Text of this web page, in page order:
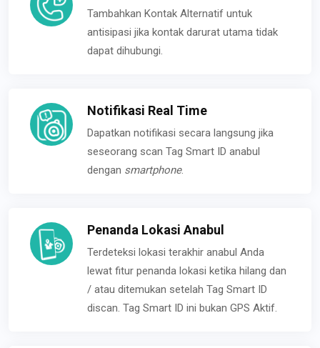
Tambahkan Kontak Alternatif untuk
antisipasi jika kontak darurat utama tidak
dapat dihubungi.
Notifikasi Real Time
Dapatkan notifikasi secara langsung jika
seseorang scan Tag Smart ID anabul
dengan smartphone.
Penanda Lokasi Anabul
Terdeteksi lokasi terakhir anabul Anda
lewat fitur penanda lokasi ketika hilang dan
/ atau ditemukan setelah Tag Smart ID
discan. Tag Smart ID ini bukan GPS Aktif.